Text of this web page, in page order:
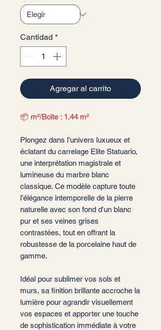
Cantidad *
Agregar al carrito
📦 m²/Boîte : 1,44 m²
Plongez dans l’univers luxueux et
éclatant du carrelage Elite Statuario,
une interprétation magistrale et
lumineuse du marbre blanc
classique. Ce modèle capture toute
l’élégance intemporelle de la pierre
naturelle avec son fond d'un blanc
pur et ses veines grises
contrastées, tout en offrant la
robustesse de la porcelaine haut de
gamme.
Idéal pour sublimer vos sols et
murs, sa finition brillante accroche la
lumière pour agrandir visuellement
vos espaces et apporter une touche
de sophistication immédiate à votre